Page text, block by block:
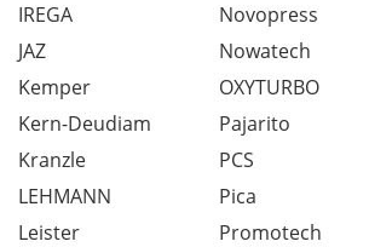
IREGA
JAZ
Kemper
Kern-Deudiam
Kranzle
LEHMANN
Leister
Novopress
Nowatech
OXYTURBO
Pajarito
PCS
Pica
Promotech